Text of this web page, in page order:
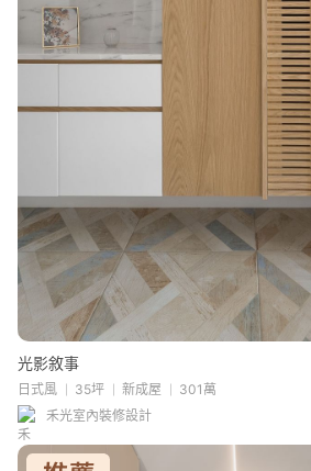
光影敘事
日式風 35坪 新成屋
301萬
禾光室內裝修設計